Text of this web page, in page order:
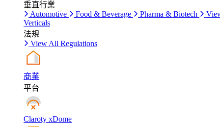
垂直行業
Automotive
Food & Beverage Pharma & Biotech
Verticals
法規
View All Regulations
商業
平台
Claroty xDome